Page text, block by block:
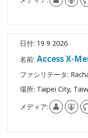
日付: 19 9 2026
名前: Access X-
ファシリテータ:
場所: Taipei City,
メディア: